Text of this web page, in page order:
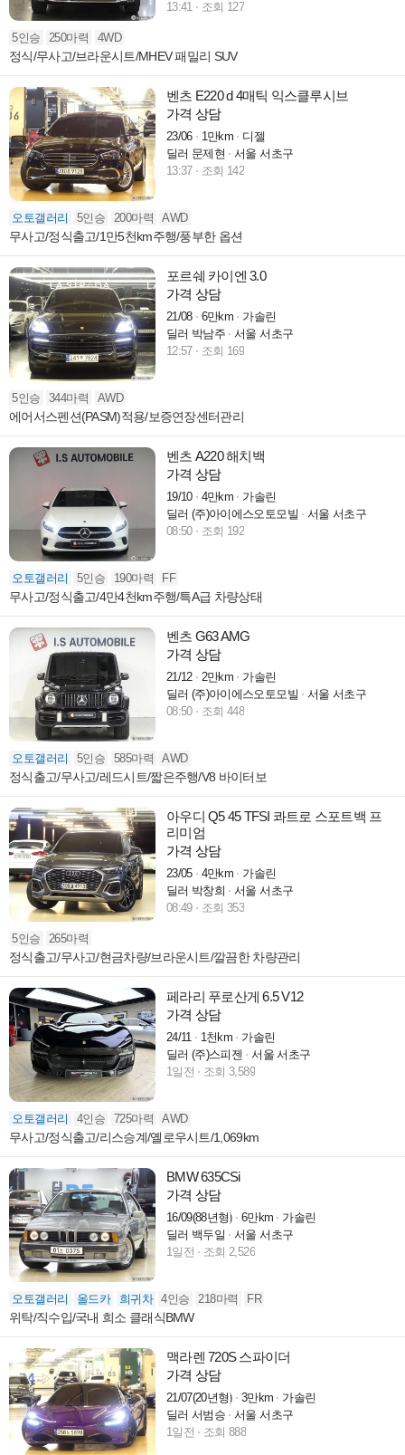
13:41
조회 127
5인승 250마력 4WD
정식/무사고/브라운시트/MHEV 패밀리 SUV
벤츠 E220 d 4매틱 익스클루시브
가격 상담
23/06 1만km
디젤
딜러 문제현
서울 서초구
13:37
조회 142
오토갤러리 5인승 200마력 AWD
무사고/정식출고/1만5천km주행/풍부한 옵션
포르쉐 카이엔 3.0
가격 상담
21/08 6만km
가솔린
딜러 박남주
서울 서초구
12:57
조회 169
5인승 344마력 AWD
에어서스펜션(PASM)적용/보증연장센터관리
벤츠 A220 해치백
가격 상담
19/10 4만km
가솔린
딜러 (주)아이에스오토모빌
서울 서초구
08:50
조회 192
오토갤러리 5인승 190마력 FF
무사고/정식출고/4만4천km주행/특A급 차량상태
벤츠 G63 AMG
가격 상담
21/12 2만km
가솔린
딜러 (주)아이에스오토모빌
서울 서초구
08:50
조회 448
오토갤러리 5인승 585마력 AWD
정식출고/무사고/레드시트/짧은주행/V8 바이터보
아우디 Q5 45 TFSI 콰트로 스포트백 프
리미엄
가격 상담
23/05 4만km
가솔린
딜러 박창희
서울 서초구
08:49
조회 353
5인승 265마력
정식출고/무사고/현금차량/브라운시트/깔끔한 차량관리
페라리 푸로산게 6.5 V12
가격 상담
24/11 1천km
가솔린
딜러 (주)스피젠
서울 서초구
1일전
조회 3,589
오토갤러리 4인승 725마력 AWD
무사고/정식출고/리스승계/옐로우시트/1,069km
BMW 635CSi
가격 상담
16/09(88년형) 6만km
가솔린
딜러 백두일
서울 서초구
1일전
조회 2,526
오토갤러리 올드카 희귀차 4인승 218마력 FR
위탁/직수입/국내 희소 클래식BMW
맥라렌 720S 스파이더
가격 상담
21/07(20년형) 3만km
가솔린
딜러 서범승
서울 서초구
1일전
조회 888